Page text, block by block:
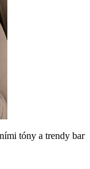
tóny a trendy